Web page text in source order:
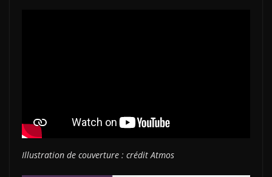
Illustration de couverture : crédit Atmos